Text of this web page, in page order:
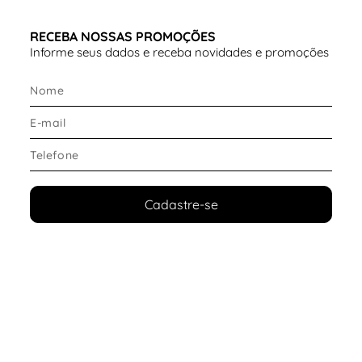
RECEBA NOSSAS PROMOÇÕES
Informe seus dados e receba novidades e promoções
Cadastre-se